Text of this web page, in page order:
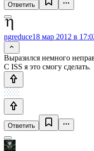
Ответить
ngreduce18 мар 2012 в
Выразился немного
C ISS я это смогу сделать.
Ответить